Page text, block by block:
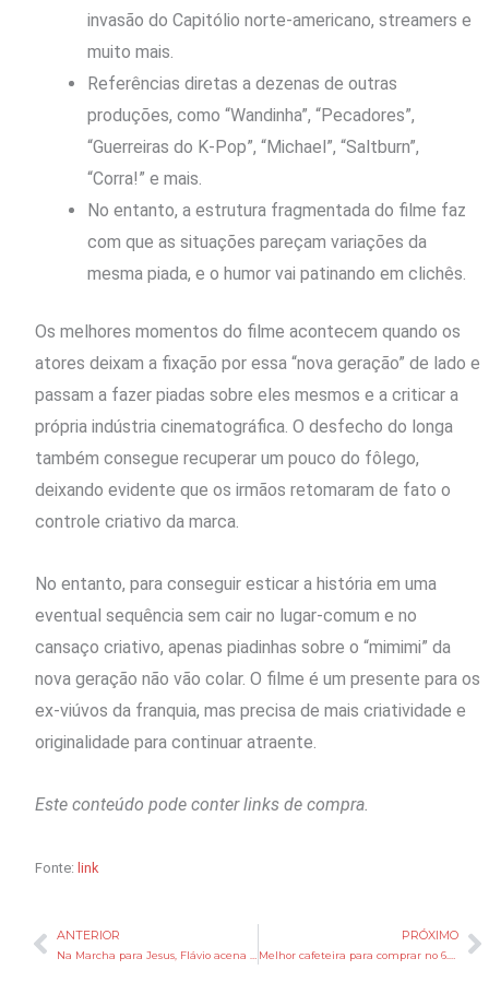
invasão do Capitólio norte-americano, streamers e
muito mais.
Referências diretas a dezenas de outras
produções, como “Wandinha”, “Pecadores”,
“Guerreiras do K-Pop”, “Michael”, “Saltburn”,
“Corra!” e mais.
No entanto, a estrutura fragmentada do filme faz
com que as situações pareçam variações da
mesma piada, e o humor vai patinando em clichês.
Os melhores momentos do filme acontecem quando os
atores deixam a fixação por essa “nova geração” de lado e
passam a fazer piadas sobre eles mesmos e a criticar a
própria indústria cinematográfica. O desfecho do longa
também consegue recuperar um pouco do fôlego,
deixando evidente que os irmãos retomaram de fato o
controle criativo da marca.
No entanto, para conseguir esticar a história em uma
eventual sequência sem cair no lugar-comum e no
cansaço criativo, apenas piadinhas sobre o “mimimi” da
nova geração não vão colar. O filme é um presente para os
ex-viúvos da franquia, mas precisa de mais criatividade e
originalidade para continuar atraente.
Este conteúdo pode conter links de compra.
Fonte: link
Anterior
ANTERIOR PRÓXIMO